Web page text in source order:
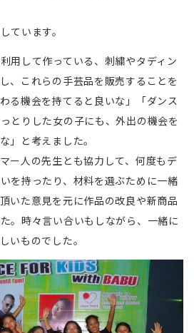
ています。
用して作っている、刺繍やタディン
、これらの手芸品を販売することを
る機会を持てると良いな」「ダンス
とりした女の子にも、外出の機会を
」と考えました。
ー人の先生とも協力して、何度もデ
を持ったり、材料を選ぶために一緒
いた意見を元に作品の改良や新商品
。時々言い合いもしながら、一緒に
いものでした。